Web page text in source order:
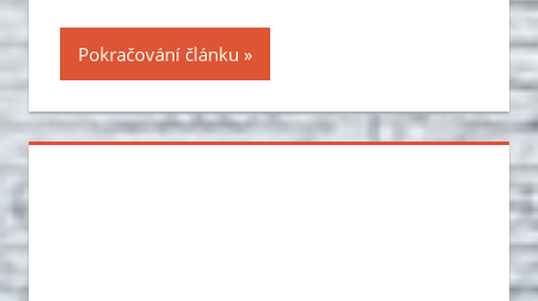
Pokračování článku